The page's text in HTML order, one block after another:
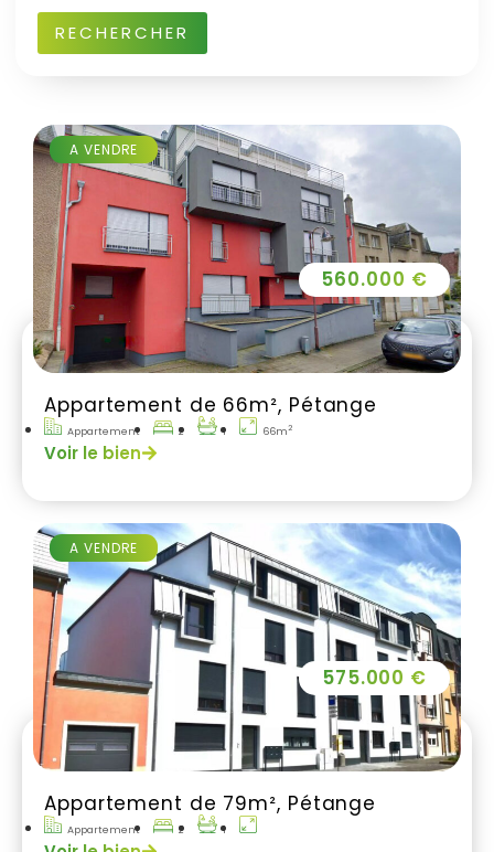
Appartement de 66m², Pétange
Appartement 2 1 66m2
Voir le bien
A VENDRE
560.000 €
Appartement de 79m², Pétange
Appartement 2 1
A VENDRE
575.000 €